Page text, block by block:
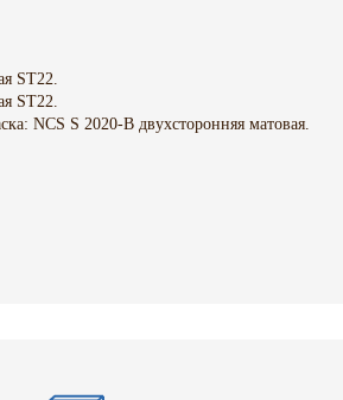
ST22.
ST22.
NCS S 2020-B двухсторонняя матовая.